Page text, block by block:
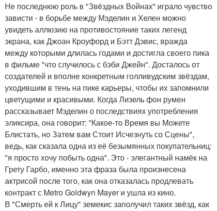
Не последнюю роль в "Звёздных Войнах" играло чувство
зависти - в борьбе между Мэделин и Хелен можно
увидеть аллюзию на противостояние таких легенд
экрана, как Джоан Кроуфорд и Бэтт Дэвис, вражда
между которыми длилась годами и достигла своего пика
в фильме "что случилось с бэби Джейн". Досталось от
создателей и вполне конкретным голливудским звёздам,
уходившим в тень на пике карьеры, чтобы их запомнили
цветущими и красивыми. Когда Лизель фон румен
рассказывает Мэделин о последствиях употребления
эликсира, она говорит: "Какое-то Время вы Можете
Блистать, но Затем вам Стоит Исчезнуть со Сцены",
ведь, как сказала одна из её безымянных покупательниц:
"я просто хочу побыть одна". Это - элегантный намёк на
Грету Гарбо, именно эта фраза была произнесена
актрисой после того, как она отказалась продлевать
контракт с Metro Goldwyn Mayer и ушла из кино.
В "Смерть ей к Лицу" земекис заполучил таких звёзд, как